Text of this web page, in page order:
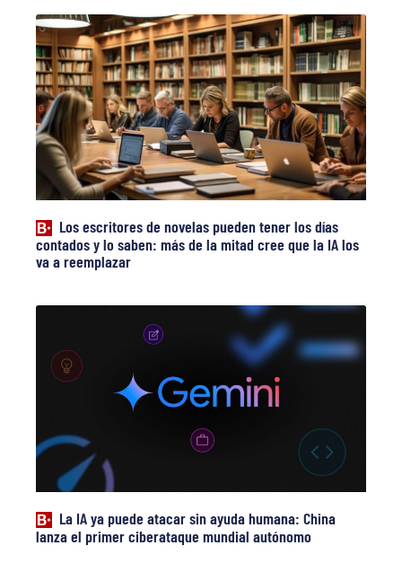
Los escritores de novelas pueden tener los días
contados y lo saben: más de la mitad cree que la IA los
va a reemplazar
La IA ya puede atacar sin ayuda humana: China
lanza el primer ciberataque mundial autónomo